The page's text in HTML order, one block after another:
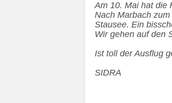
Am 10. Mai hat die
Nach Marbach
Stausee. Ein
Wir gehen auf den
Ist toll der Ausflug
SIDRA